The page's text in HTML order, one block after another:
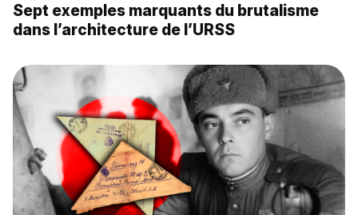
Sept exemples marquants du brutalisme
dans l’architecture de l’URSS